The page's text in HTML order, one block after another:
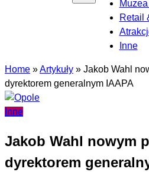
Retail
Inne
Home »Artykuły » Jakob Wahl
dyrektorem generalnym IAAPA
Inne
Jakob Wahl nowym
dyrektorem